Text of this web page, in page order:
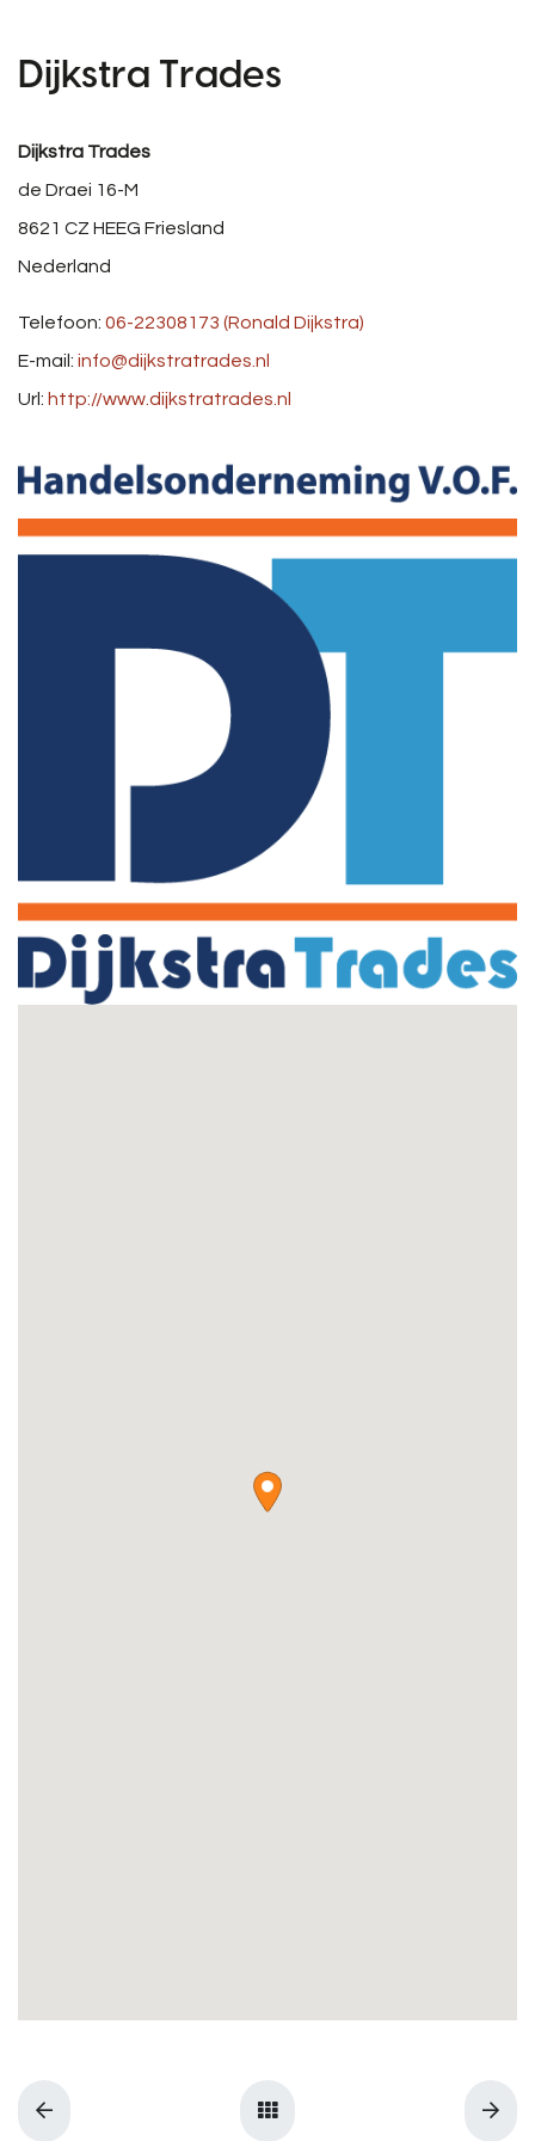
Dijkstra Trades
Dijkstra Trades
de Draei 16-M
8621 CZ HEEG Friesland
Nederland
Telefoon: 06-22308173 (Ronald Dijkstra)
E-mail: info@dijkstratrades.nl
Url: http://www.dijkstratrades.nl